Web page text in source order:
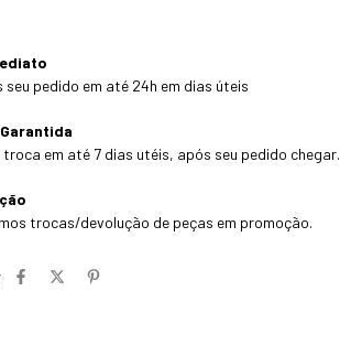
seu pedido em até 24h em dias úteis
troca em até 7 dias utéis, após seu pedido chegar.
trocas/devolução de peças em promoção.